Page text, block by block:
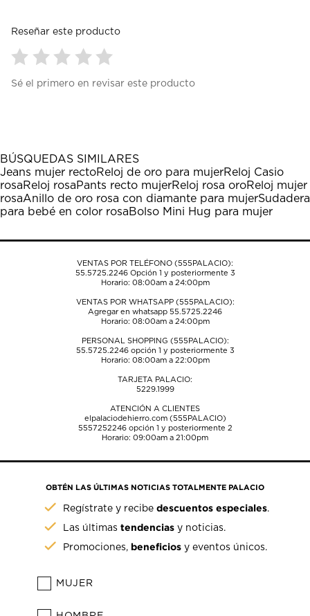
Reseñar este producto
para
1
estrella
Esta
acción
abrirá
el
de
para
estrellas.
Esta
acción
abrirá
el
de
para
estrellas.
Esta
acción
abrirá
el
de
para
estrellas.
Esta
acción
abrirá
el
de
para
estrellas.
Esta
acción
abrirá
el
de
Sé el primero en revisar este producto
BÚSQUEDAS SIMILARES
Jeans mujer rectoReloj de oro para mujerReloj Casio
rosaReloj rosaPants recto mujerReloj rosa oroReloj mujer
rosaAnillo de oro rosa con diamante para mujerSudadera
para bebé en color rosaBolso Mini Hug para mujer
VENTAS POR TELÉFONO (555PALACIO):
55.5725.2246Opción 1 y posteriormente 3
Horario: 08:00am a 24:00pm
VENTAS POR WHATSAPP (555PALACIO):
Agregar en whatsapp 55.5725.2246
Horario: 08:00am a 24:00pm
PERSONAL SHOPPING (555PALACIO):
55.5725.2246opción 1 y posteriormente 3
Horario: 08:00am a 22:00pm
TARJETA PALACIO:
5229.1999
ATENCIÓN A CLIENTES
elpalaciodehierro.com (555PALACIO)
5557252246opción 1 y posteriormente 2
Horario: 09:00am a 21:00pm
OBTÉN LAS ÚLTIMAS NOTICIAS TOTALMENTE PALACIO
Regístrate y recibedescuentos especiales.
Las últimastendencias y noticias.
Promociones, beneficios y eventos únicos.
MUJER